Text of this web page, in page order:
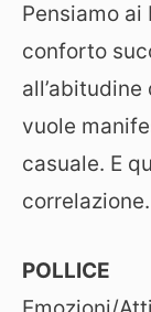
Pensiamo
conforto
vuole
casuale. E
correlazione.
POLLICE